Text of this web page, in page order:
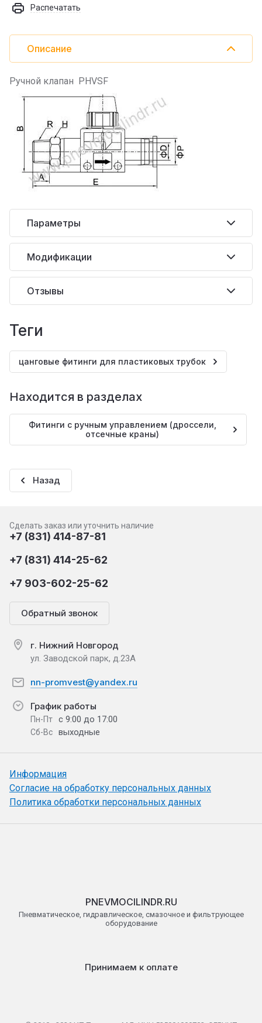
Распечатать
Описание
Ручной клапан PHVSF
Параметры
Модификации
Отзывы
теги
цанговые фитинги для пластиковых трубок
Находится в разделах
Фитинги с ручным управлением (дроссели,
отсечные краны)
Назад
Сделать заказ или уточнить наличие
+7 (831) 414-87-81
+7 (831) 414-25-62
+7 903-602-25-62
Обратный звонок
г. Нижний Новгород
ул. Заводской парк, д.23А
nn-promvest@yandex.ru
График работы
Пн-Пт с 9:00 до 17:00
Сб-Вс выходные
Информация
Согласие на обработку персональных данных
Политика обработки персональных данных
PNEVMOCILINDR.RU
Пневматическое, гидравлическое, смазочное и фильтрующее
оборудование
Принимаем к оплате